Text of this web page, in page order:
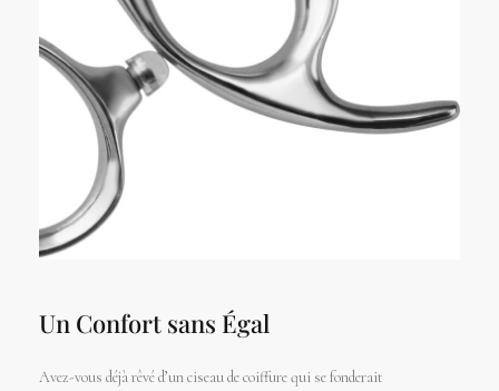
Un Confort sans Égal
Avez-vous déjà rêvé d’un ciseau de coiffure qui se fonderait